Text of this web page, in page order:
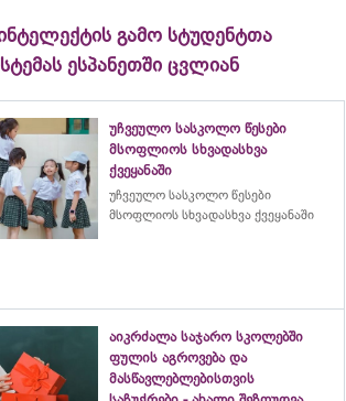
გამო სტუდენტთა
ესპანეთში ცვლიან
უჩვეულო სასკოლო წესები
მსოფლიოს სხვადასხვა
ქვეყანაში
უჩვეულო სასკოლო წესები
მსოფლიოს სხვადასხვა ქვეყანაში
აიკრძალა საჯარო სკოლებში
ფულის აგროვება და
მასწავლებლებისთვის